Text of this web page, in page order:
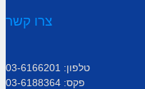
צרו קשר
טלפון: 03-6166201
פקס: 03-6188364